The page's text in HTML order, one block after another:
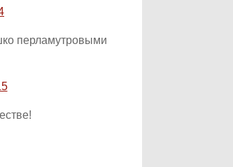
перламутровыми